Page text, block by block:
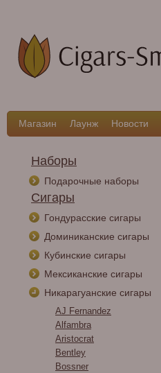
Магазин Лаунж Новости
Наборы
Подарочные наборы
Сигары
Гондурасские сигары
Доминиканские сигары
Кубинские сигары
Мексиканские сигары
Никарагуанские сигары
AJ Fernandez
Alfambra
Aristocrat
Bentley
Bossner